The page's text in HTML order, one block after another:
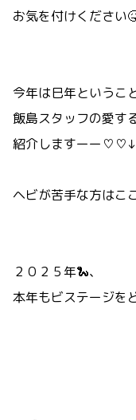
お気を付けください
今年は巳年というこ
飯島スタッフの愛す
紹介しますーー♡♡↓
ヘビが苦手な方はこ
２０２５年🐍、
本年もビステージを